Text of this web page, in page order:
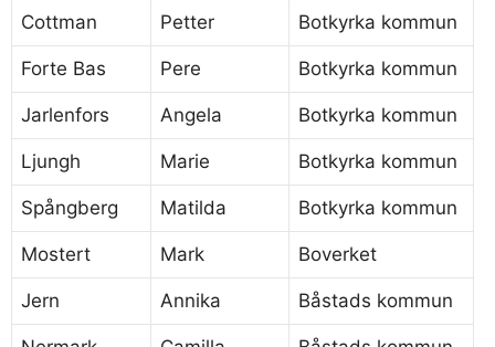
Cottman Petter Botkyrka kommun
Forte Bas Pere Botkyrka kommun
Jarlenfors Angela Botkyrka kommun
Ljungh Marie Botkyrka kommun
Spångberg Matilda Botkyrka kommun
Mostert Mark Boverket
Jern Annika Båstads kommun